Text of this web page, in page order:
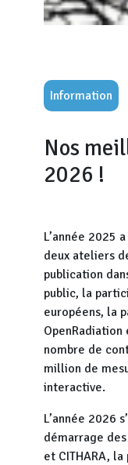
Information
Nos
2026 !
L’année 2025
deux ateliers
publication
public, la
européens, la
nombre de
million de
interactive.
L’année 2026
démarrage
et CITHARA,